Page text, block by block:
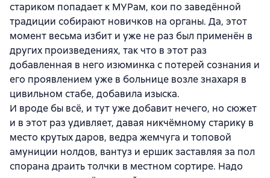
стариком попадает к МУРам, кои по заведённой
традиции собирают новичков на органы. Да, этот
момент весьма избит и уже не раз был применён в
других произведениях, так что в этот раз
добавленная в него изюминка с потерей сознания и
его проявлением уже в больнице возле знахаря в
цивильном стабе, добавила изыска.
И вроде бы всё, и тут уже добавит нечего, но сюжет
и в этот раз удивляет, давая никчёмному старику в
место крутых даров, ведра жемчуга и топовой
амуниции нолдов, вантуз и ершик заставляя за пол
спорана драить толчки в местном сортире. Надо